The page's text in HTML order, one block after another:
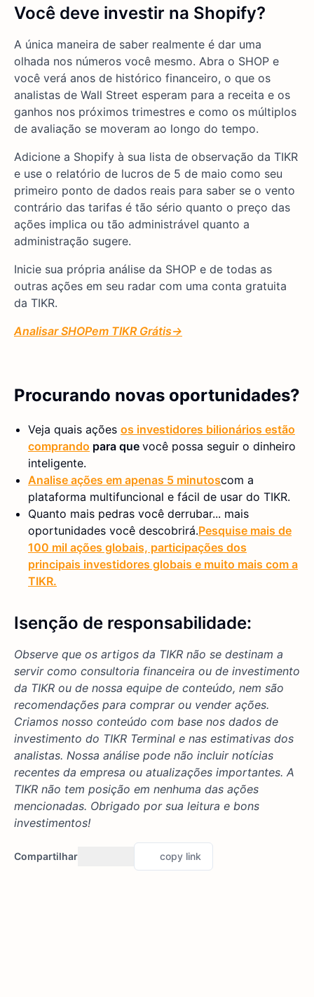
Você deve investir na Shopify?
A única maneira de saber realmente é dar uma
olhada nos números você mesmo. Abra o SHOP e
você verá anos de histórico financeiro, o que os
analistas de Wall Street esperam para a receita e os
ganhos nos próximos trimestres e como os múltiplos
de avaliação se moveram ao longo do tempo.
Adicione a Shopify à sua lista de observação da TIKR
e use o relatório de lucros de 5 de maio como seu
primeiro ponto de dados reais para saber se o vento
contrário das tarifas é tão sério quanto o preço das
ações implica ou tão administrável quanto a
administração sugere.
Inicie sua própria análise da SHOP e de todas as
outras ações em seu radar com uma conta gratuita
da TIKR.
AnalisarSHOPem TIKR Grátis→
Procurando novas oportunidades?
Veja quais ações os investidores bilionários estão
comprando para que você possa seguir o dinheiro
inteligente.
Analise ações em apenas 5 minutoscom a
plataforma multifuncional e fácil de usar do TIKR.
Quanto mais pedras você derrubar... mais
oportunidades você descobrirá.Pesquise mais de
100 mil ações globais, participações dos
principais investidores globais e muito mais com a
TIKR.
Isenção de responsabilidade:
Observe que os artigos da TIKR não se destinam a
servir como consultoria financeira ou de investimento
da TIKR ou de nossa equipe de conteúdo, nem são
recomendações para comprar ou vender ações.
Criamos nosso conteúdo com base nos dados de
investimento do TIKR Terminal e nas estimativas dos
analistas. Nossa análise pode não incluir notícias
recentes da empresa ou atualizações importantes. A
TIKR não tem posição em nenhuma das ações
mencionadas. Obrigado por sua leitura e bons
investimentos!
Compartilhar copy link